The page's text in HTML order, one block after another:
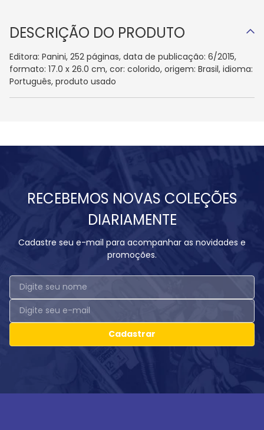
DESCRIÇÃO DO PRODUTO
Editora: Panini, 252 páginas, data de publicação: 6/2015,
formato: 17.0 x 26.0 cm, cor: colorido, origem: Brasil, idioma:
Português, produto usado
RECEBEMOS NOVAS COLEÇÕES
DIARIAMENTE
Cadastre seu e-mail para acompanhar as novidades e
promoções.
Cadastrar